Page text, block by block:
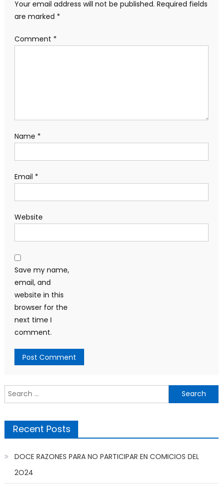
Your email address will not be published. Required fields
are marked *
Comment *
Name *
Email *
Website
Save my name,
email, and
website in this
browser for the
next time I
comment.
Search
for:
Recent Posts
DOCE RAZONES PARA NO PARTICIPAR EN COMICIOS DEL
2O24